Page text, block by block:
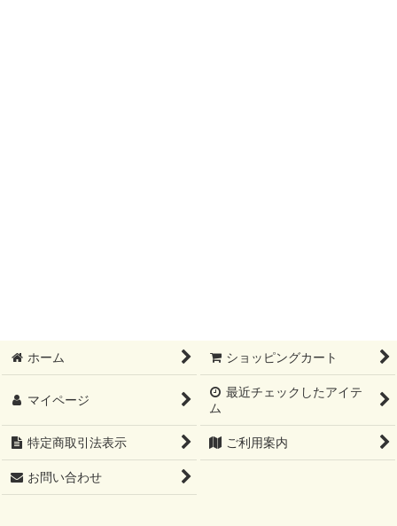
ホーム ショッピングカート
マイページ
最近チェックしたアイテ
ム
特定商取引法表示 ご利用案内
お問い合わせ